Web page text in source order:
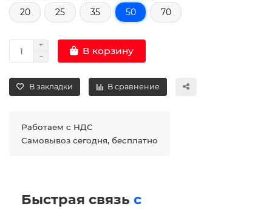
20
25 35 50 70
В корзину
В закладки В сравнение
Работаем с НДС
Самовывоз сегодня, бесплатно
Быстрая связь с